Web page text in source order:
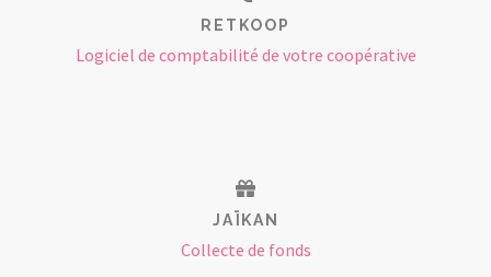
RETKOOP
Logiciel de comptabilité de votre coopérative
JAÏKAN
Collecte de fonds